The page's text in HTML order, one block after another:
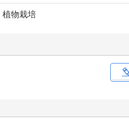
植物栽培